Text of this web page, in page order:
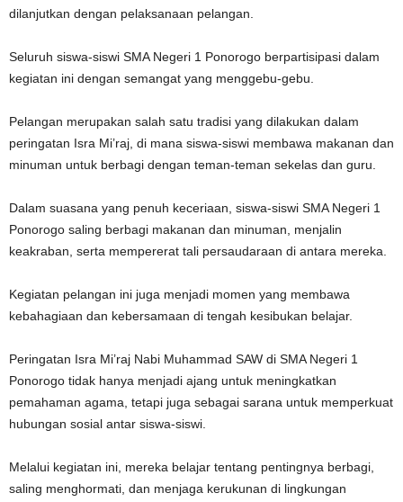
dilanjutkan dengan pelaksanaan pelangan.
Seluruh siswa-siswi SMA Negeri 1 Ponorogo berpartisipasi dalam
kegiatan ini dengan semangat yang menggebu-gebu.
Pelangan merupakan salah satu tradisi yang dilakukan dalam
peringatan Isra Mi’raj, di mana siswa-siswi membawa makanan dan
minuman untuk berbagi dengan teman-teman sekelas dan guru.
Dalam suasana yang penuh keceriaan, siswa-siswi SMA Negeri 1
Ponorogo saling berbagi makanan dan minuman, menjalin
keakraban, serta mempererat tali persaudaraan di antara mereka.
Kegiatan pelangan ini juga menjadi momen yang membawa
kebahagiaan dan kebersamaan di tengah kesibukan belajar.
Peringatan Isra Mi’raj Nabi Muhammad SAW di SMA Negeri 1
Ponorogo tidak hanya menjadi ajang untuk meningkatkan
pemahaman agama, tetapi juga sebagai sarana untuk memperkuat
hubungan sosial antar siswa-siswi.
Melalui kegiatan ini, mereka belajar tentang pentingnya berbagi,
saling menghormati, dan menjaga kerukunan di lingkungan